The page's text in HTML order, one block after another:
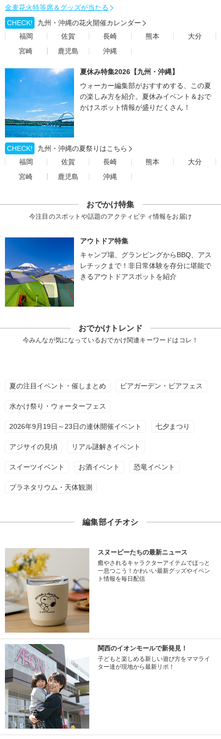
金麦花火特等席＆グッズが当たる
CHECK!
九州・沖縄の花火開催カレンダー
福岡
佐賀 長崎 熊本
大分
宮崎
鹿児島 沖縄
夏休み特集2026【九州・沖縄】
ウォーカー編集部がおすすめする、この夏
の楽しみ方を紹介。夏休みイベント＆おで
かけスポット情報が盛りだくさん！
CHECK!
九州・沖縄の夏祭りはこちら
福岡
佐賀 長崎 熊本
大分
宮崎
鹿児島 沖縄
おでかけ特集
今注目のスポットや話題のアクティビティ情報をお届け
アウトドア特集
キャンプ場、グランピングからBBQ、アス
レチックまで！非日常体験を存分に堪能で
きるアウトドアスポットを紹介
おでかけトレンド
今みんなが気になっているおでかけ関連キーワードはコレ！
夏の注目イベント・催しまとめ ビアガーデン・ビアフェス
水かけ祭り・ウォーターフェス
2026年9月19日～23日の連休開催イベント 七夕まつり
アジサイの見頃 リアル謎解きイベント
スイーツイベント お酒イベント 恐竜イベント
プラネタリウム・天体観測
編集部イチオシ
スヌーピーたちの最新ニュース
癒やされるキャラクターアイテムでほっと
一息つこう！かわいい最新グッズやイベン
ト情報を毎日配信
関西のイオンモールで新発見！
子どもと楽しめる新しい遊び方をママライ
ター達が現地から最新リポ！